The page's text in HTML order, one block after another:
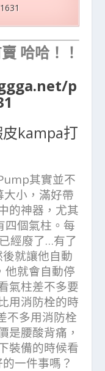
哈哈！！
p
kampa打
其實並不
小，滿好帶
的神器，尤其
四個氣柱。每
經廢了…有了
就讓他自動
他就會自動停
氣柱差不多要
用消防栓的時
不多用消防栓
是腰酸背痛，
裝備的時候看
一件事嗎？